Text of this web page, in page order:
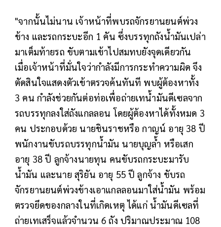
"จากนั้นไม่นาน เจ้าหน้าที่พบรถจักรยานยนต์พ่วง
ข้าง และรถกระบะอีก 1 คัน ซึ่งบรรทุกถังน้ำมันเปล่า
มาเต็มท้ายรถ ขับตามเข้าไปสมทบยังจุดเดียวกัน
เมื่อเจ้าหน้าที่มั่นใจว่ากำลังมีการกระทำความผิด จึง
ตัดสินใจแสดงตัวเข้าตรวจค้นทันที พบผู้ต้องหาทั้ง
3 คน กำลังช่วยกันต่อท่อเพื่อถ่ายเทน้ำมันดีเซลจาก
รถบรรทุกลงใส่ถังแกลลอน โดยผู้ต้องหาได้ทั้งหมด 3
คน ประกอบด้วย นายชินราชหรือ กาญน์ อายุ 38 ปี
พนักงานขับรถบรรทุกน้ำมัน นายบุญล้ำ หรือเสก
อายุ 38 ปี ลูกจ้างนายทุน คนขับรถกระบะมารับ
น้ำมัน และนาย สุริยัน อายุ 55 ปี ลูกจ้าง ขับรถ
จักรยานยนต์พ่วงข้างเอาแกลลอนมาใส่น้ำมัน พร้อม
ตรวจยึดของกลางในที่เกิดเหตุ ได้แก่ น้ำมันดีเซลที่
ถ่ายเทเสร็จแล้วจำนวน 6 ถัง ปริมาณประมาณ 108